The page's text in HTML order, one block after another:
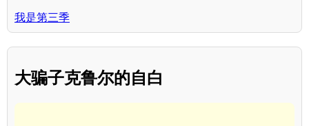
我是第三季
大骗子克鲁尔的自白